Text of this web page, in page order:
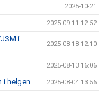
2025-10-21
2025-09-11 12:52
i
2025-08-18 12:10
2025-08-13 16:06
i helgen 2025-08-04 13:56